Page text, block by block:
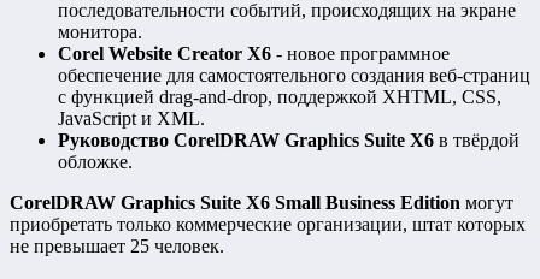
последовательности событий, происходящих на экране
монитора.
Corel Website Creator X6 - новое программное
обеспечение для самостоятельного создания веб-страниц
с функцией drag-and-drop, поддержкой XHTML, CSS,
JavaScript и XML.
Руководство CorelDRAW Graphics Suite X6 в твёрдой
обложке.
CorelDRAW Graphics Suite X6 Small Business Edition могут
приобретать только коммерческие организации, штат которых
не превышает 25 человек.